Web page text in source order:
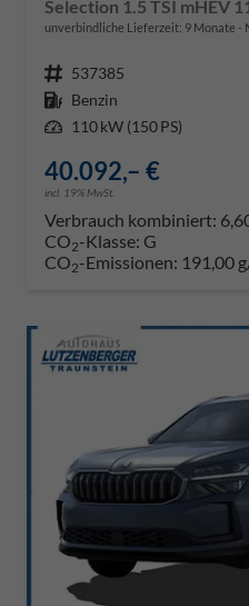
unverbindliche Lieferzeit: 9 Monate
Fahrzeugnr. 537385
Kraftstoff Benzin
Leistung 110 kW (150 PS)
40.092,– €
incl. 19% MwSt.
Verbrauch kombiniert:
CO2-Klasse: G
CO2-Emissionen: 191,00